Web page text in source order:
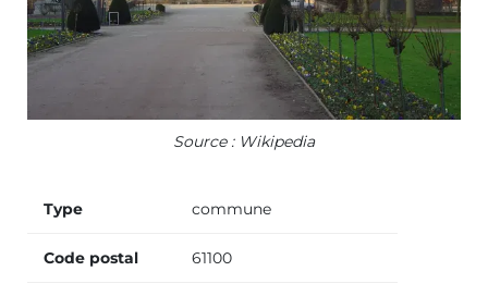
Source : Wikipedia
Type commune
Code postal 61100